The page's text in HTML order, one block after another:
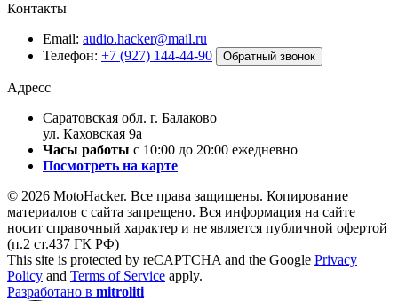
Контакты
Email: audio.hacker@mail.ru
Телефон: +7 (927) 144-44-90 Обратный звонок
Адресс
Саратовская обл. г. Балаково
ул. Каховская 9а
Часы работы с 10:00 до 20:00 ежедневно
Посмотреть на карте
© 2026 MotoHacker. Все права защищены. Копирование
материалов с сайта запрещено. Вся информация на сайте
носит справочный характер и не является публичной офертой
(п.2 ст.437 ГК РФ)
This site is protected by reCAPTCHA and the Google Privacy
Policy and Terms of Service apply.
Разработано в mitroliti